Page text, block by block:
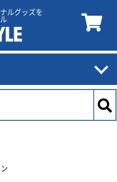
ルグッズを